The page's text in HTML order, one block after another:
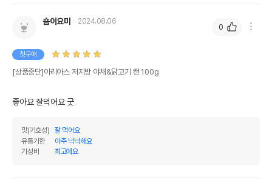
숌이요미 2024.08.06
첫구매
[상품중단]아리아스 저지방 야채&닭고기 캔 100g
좋아요 잘먹어요 굿
맛(기호성)
잘 먹어요
유통기한
아주 넉넉해요
가성비
최고에요
0